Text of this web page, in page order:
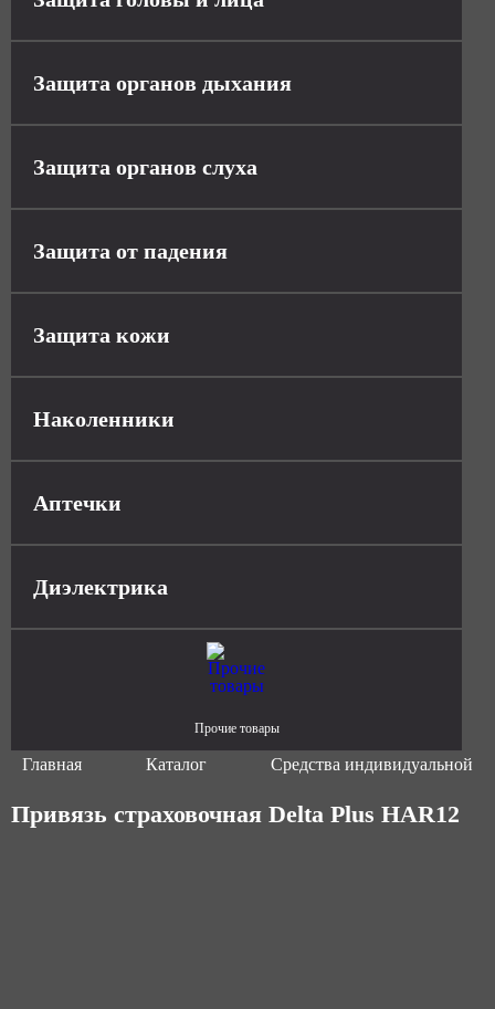
Защита органов дыхания
Защита органов слуха
Защита от падения
Защита кожи
Наколенники
Аптечки
Диэлектрика
Прочие товары
Главная Каталог Средства индивидуальной
Привязь страховочная Delta Plus HAR12